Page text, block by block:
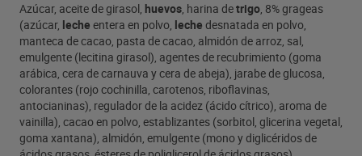
Azúcar, aceite de girasol, huevos, harina detrigo, 8% grageas
(azúcar, leche entera en polvo, leche desnatada en polvo,
manteca de cacao, pasta de cacao, almidón de arroz, sal,
emulgente (lecitina girasol), agentes de recubrimiento (goma
arábica, cera de carnauva y cera de abeja), jarabe de glucosa,
colorantes (rojo cochinilla, carotenos, riboflavinas,
antocianinas), regulador de la acidez (ácido cítrico), aroma de
vainilla), cacao en polvo, establizantes (sorbitol, glicerina vegetal,
goma xantana), almidón, emulgente (mono y diglicéridos de